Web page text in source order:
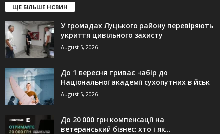
ЩЕ БІЛЬШЕ НОВИН
У громадах Луцького району перевіряють
укриття цивільного захисту
August 5, 2026
До 1 вересня триває набір до
Національної академії сухопутних військ
August 5, 2026
До 20 000 грн компенсації на
ветеранський бізнес: хто і як...